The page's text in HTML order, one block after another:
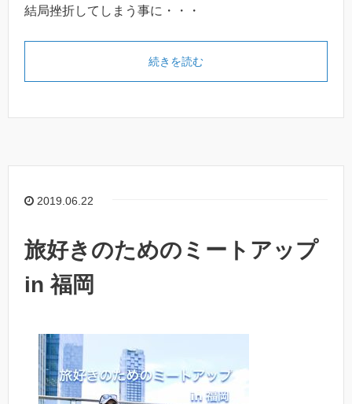
結局挫折してしまう事に・・・
続きを読む
2019.06.22
旅好きのためのミートアップ
in 福岡